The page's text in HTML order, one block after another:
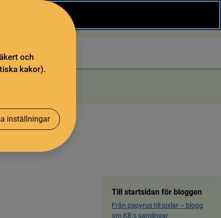
och
kakor).
inställningar
Till startsidan för bloggen
Från papyrus till pixlar ­– blog­g
om KB:s samling­ar